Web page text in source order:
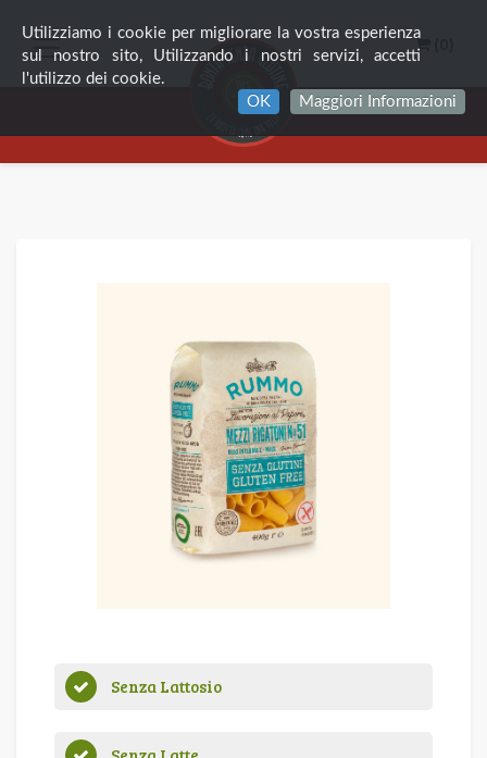
Senza Lattosio
Utilizziamo i cookie per migliorare la vostra esperienza
sul nostro sito, Utilizzando i nostri servizi, accetti
l'utilizzo dei cookie.
OK
Maggiori Informazioni